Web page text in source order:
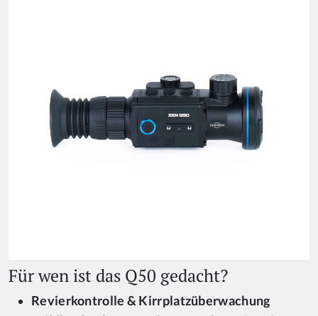
Für wen ist das Q50 gedacht?
Revierkontrolle & Kirrplatzüberwachung